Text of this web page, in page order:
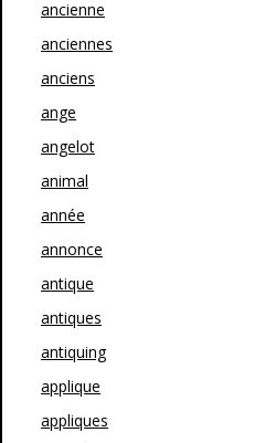
ancienne
anciennes
anciens
ange
angelot
animal
année
annonce
antique
antiques
antiquing
applique
appliques